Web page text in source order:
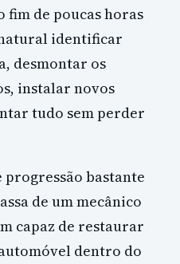
fim de poucas horas
identificar
desmontar os
instalar novos
tudo sem perder
bastante
de um mecânico
capaz de restaurar
dentro do